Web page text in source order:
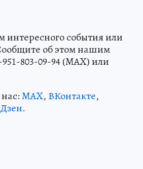
интересного события или
об этом нашим
803-09-94 (MAX) или
MAX, ВКонтакте,
Дзен.